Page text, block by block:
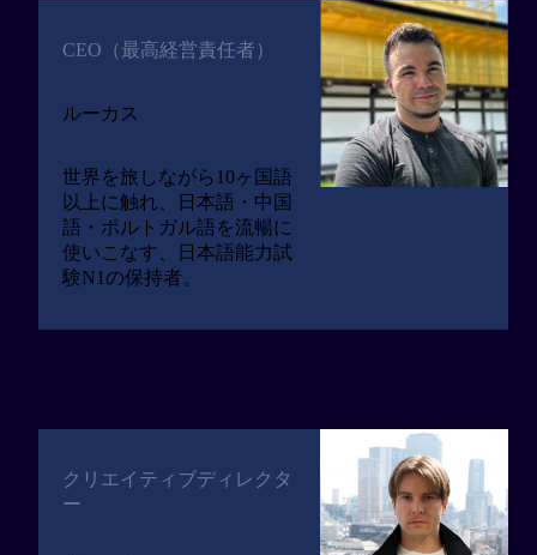
CEO（最高経営責任者）
ルーカス
世界を旅しながら10ヶ国語
以上に触れ、日本語・中国
語・ポルトガル語を流暢に
使いこなす、日本語能力試
験N1の保持者。
クリエイティブディレクタ
ー